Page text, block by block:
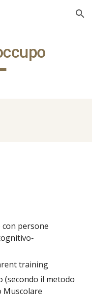
Skip to navigation
persone
training
(secondo il metodo
Muscolare